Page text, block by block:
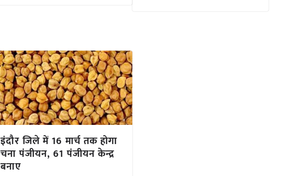
इंदौर जिले में 16 मार्च तक होगा
चना पंजीयन, 61 पंजीयन केन्द्र
बनाए